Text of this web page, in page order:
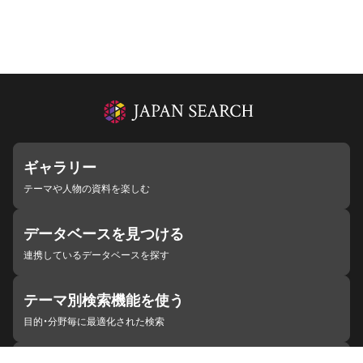
ギャラリー
テーマや人物の資料を楽しむ
データベースを見つける
連携しているデータベースを探す
テーマ別検索機能を使う
目的・分野毎に最適化された検索